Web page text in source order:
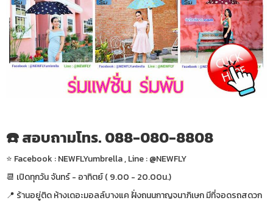
☎️ สอบถามโทร. 088-080-8808
⭐️ Facebook : NEWFLYumbrella , Line : @NEWFLY
📆 เปิดทุกวัน จันทร์ - อาทิตย์ ( 9.00 - 20.00น.)
📍 ร้านอยู่ติด ห้างเดอะมอลล์บางแค ฝั่งถนนกาญจนาภิเษก มีที่จอดรถสดวก